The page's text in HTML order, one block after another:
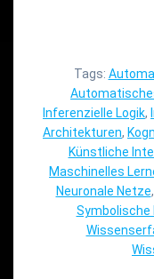
Tags:
Inferenzielle Logik,
Architekturen,
Künstliche
Maschinelles
Neuronale Netze,
Symbolische